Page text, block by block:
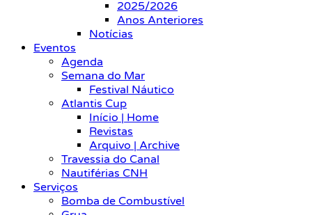
2025/2026
Anos Anteriores
Notícias
Eventos
Agenda
Semana do Mar
Festival Náutico
Atlantis Cup
Início | Home
Revistas
Arquivo | Archive
Travessia do Canal
Nautiférias CNH
Serviços
Bomba de Combustível